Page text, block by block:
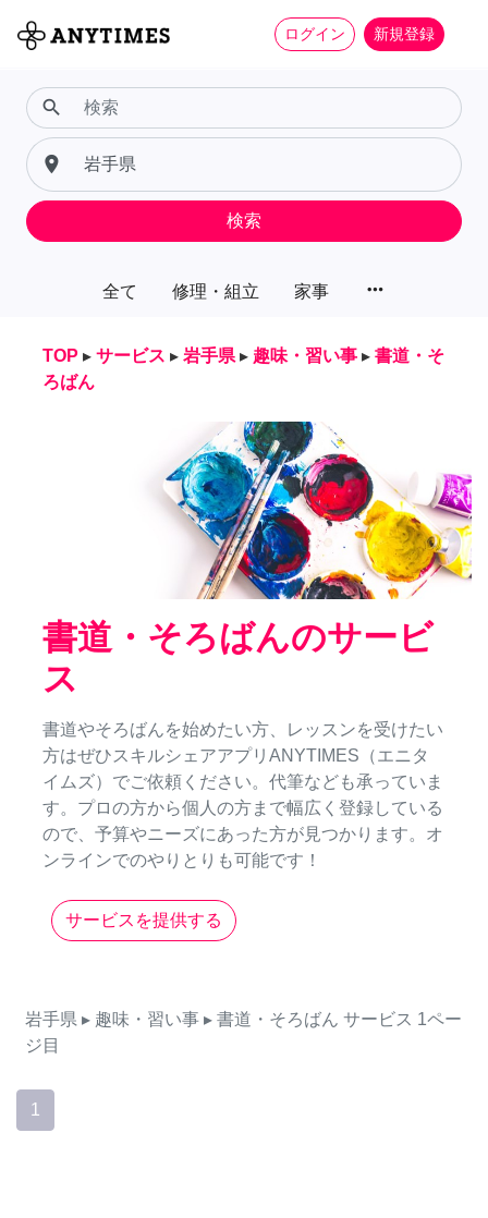
ログイン 新規登録
全て 修理・組立 家事 more_horiz
search
place
検索
TOP ▸ サービス ▸ 岩手県 ▸ 趣味・習い事 ▸ 書道・そ
ろばん
書道・そろばんのサービ
ス
書道やそろばんを始めたい方、レッスンを受けたい
方はぜひスキルシェアアプリANYTIMES（エニタ
イムズ）でご依頼ください。代筆なども承っていま
す。プロの方から個人の方まで幅広く登録している
ので、予算やニーズにあった方が見つかります。オ
ンラインでのやりとりも可能です！
サービスを提供する
岩手県 ▸ 趣味・習い事 ▸ 書道・そろばん サービス 1ペー
ジ目
1